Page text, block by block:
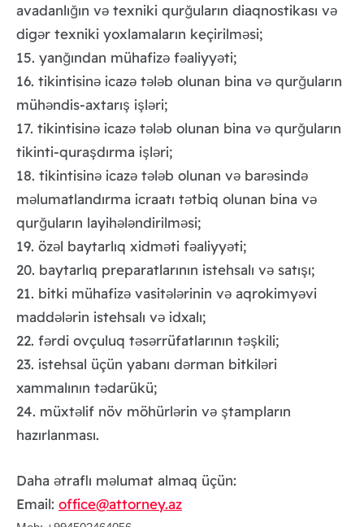
avadanlığın və texniki qurğuların diaqnostikası və
digər texniki yoxlamaların keçirilməsi;
15. yanğından mühafizə fəaliyyəti;
16. tikintisinə icazə tələb olunan bina və qurğuların
mühəndis-axtarış işləri;
17. tikintisinə icazə tələb olunan bina və qurğuların
tikinti-quraşdırma işləri;
18. tikintisinə icazə tələb olunan və barəsində
məlumatlandırma icraatı tətbiq olunan bina və
qurğuların layihələndirilməsi;
19. özəl baytarlıq xidməti fəaliyyəti;
20. baytarlıq preparatlarının istehsalı və satışı;
21. bitki mühafizə vasitələrinin və aqrokimyəvi
maddələrin istehsalı və idxalı;
22. fərdi ovçuluq təsərrüfatlarının təşkili;
23. istehsal üçün yabanı dərman bitkiləri
xammalının tədarükü;
24. müxtəlif növ möhürlərin və ştampların
hazırlanması.
Daha ətraflı məlumat almaq üçün:
Email: office@attorney.az